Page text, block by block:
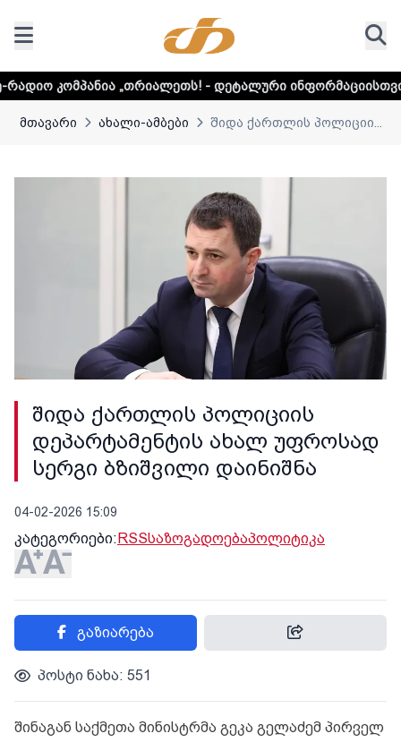
„თრიალეთს! - დეტალური ინფორმაციისთვის დააკლიკეთ
მთავარი ახალი-ამბები შიდა ქართლის პოლიციი...
შიდა ქართლის პოლიციის
დეპარტამენტის ახალ უფროსად
სერგი ბზიშვილი დაინიშნა
04-02-2026 15:09
კატეგორიები: RSSსაზოგადოებაპოლიტიკა
გაზიარება
პოსტი ნახა: 551
შინაგან საქმეთა მინისტრმა გეკა გელაძემ პირველ